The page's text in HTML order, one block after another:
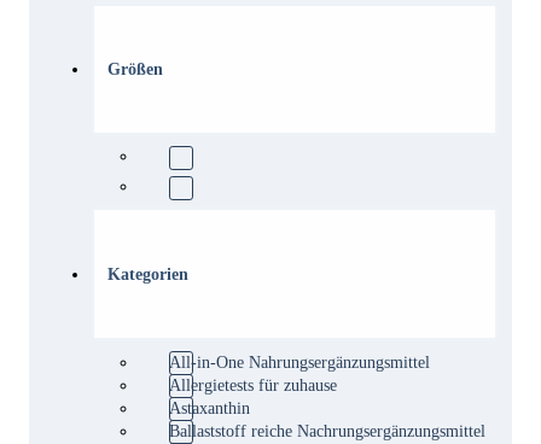
Größen
Kategorien
All-in-One Nahrungsergänzungsmittel
Allergietests für zuhause
Astaxanthin
Ballaststoff reiche Nachrungsergänzungsmittel